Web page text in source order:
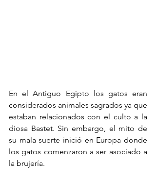
En el Antiguo Egipto los gatos eran
considerados animales sagrados ya que
estaban relacionados con el culto a la
diosa Bastet. Sin embargo, el mito de
su mala suerte inició en Europa donde
los gatos comenzaron a ser asociado a
la brujería.